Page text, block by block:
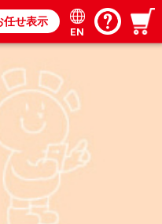
任せ表示
EN